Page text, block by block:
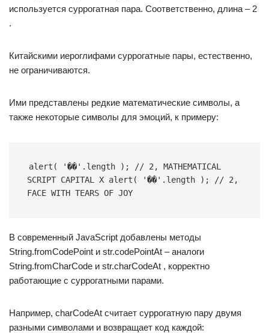
используется суррогатная пара. Соответственно, длина – 2
.
Китайскими иероглифами суррогатные пары, естественно,
не ограничиваются.
Ими представлены редкие математические символы, а
также некоторые символы для эмоций, к примеру:
alert( '��'.length ); // 2, MATHEMATICAL
SCRIPT CAPITAL X alert( '��'.length ); // 2,
FACE WITH TEARS OF JOY
В современный JavaScript добавлены методы
String.fromCodePoint и str.codePointAt – аналоги
String.fromCharCode и str.charCodeAt , корректно
работающие с суррогатными парами.
Например, charCodeAt считает суррогатную пару двумя
разными символами и возвращает код каждой: